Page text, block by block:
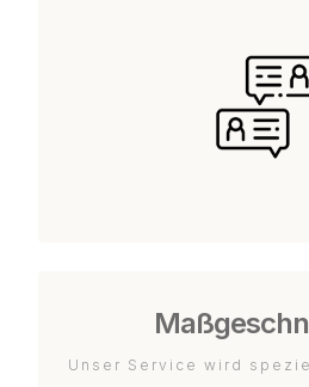
Unser Service wird